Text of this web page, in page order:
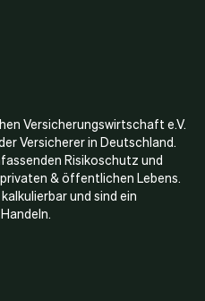
Versicherungswirtschaft e.V.
Versicherer in Deutschland.
Risikoschutz und
& öffentlichen Lebens.
und sind ein